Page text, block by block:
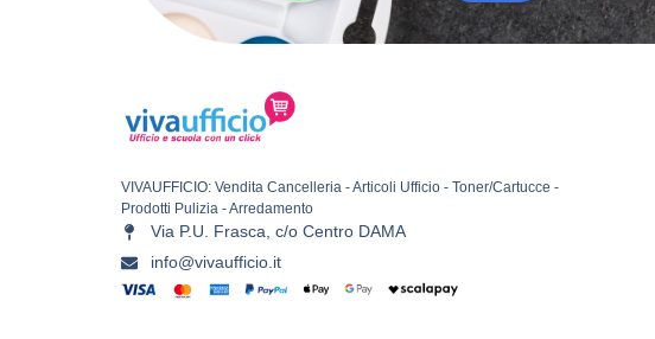
VIVAUFFICIO: Vendita Cancelleria - Articoli Ufficio - Toner/Cartucce -
Prodotti Pulizia - Arredamento
Via P.U. Frasca, c/o Centro DAMA
info@vivaufficio.it